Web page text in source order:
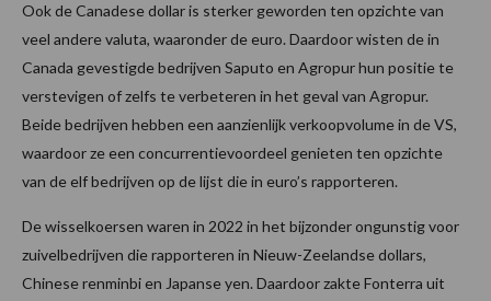
Ook de Canadese dollar is sterker geworden ten opzichte van
veel andere valuta, waaronder de euro. Daardoor wisten de in
Canada gevestigde bedrijven Saputo en Agropur hun positie te
verstevigen of zelfs te verbeteren in het geval van Agropur.
Beide bedrijven hebben een aanzienlijk verkoopvolume in de VS,
waardoor ze een concurrentievoordeel genieten ten opzichte
van de elf bedrijven op de lijst die in euro’s rapporteren.
De wisselkoersen waren in 2022 in het bijzonder ongunstig voor
zuivelbedrijven die rapporteren in Nieuw-Zeelandse dollars,
Chinese renminbi en Japanse yen. Daardoor zakte Fonterra uit